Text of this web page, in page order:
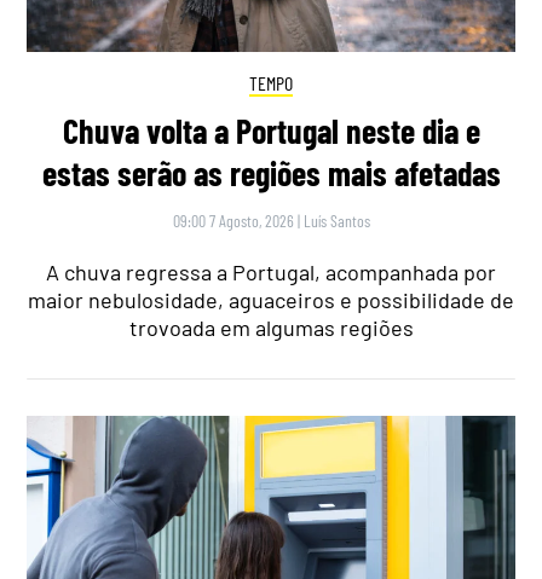
TEMPO
Chuva volta a Portugal neste dia e
estas serão as regiões mais afetadas
09:00 7 Agosto, 2026 | Luís Santos
A chuva regressa a Portugal, acompanhada por
maior nebulosidade, aguaceiros e possibilidade de
trovoada em algumas regiões